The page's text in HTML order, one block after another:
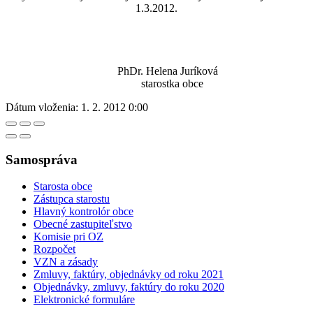
1.3.2012.
PhDr. Helena Juríková
starostka obce
Dátum vloženia: 1. 2. 2012 0:00
Samospráva
Starosta obce
Zástupca starostu
Hlavný kontrolór obce
Obecné zastupiteľstvo
Komisie pri OZ
Rozpočet
VZN a zásady
Zmluvy, faktúry, objednávky od roku 2021
Objednávky, zmluvy, faktúry do roku 2020
Elektronické formuláre